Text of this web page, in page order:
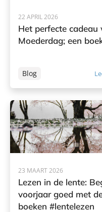
22 APRIL 2026
Het perfecte cadeau
Moederdag; een
Blog
23 MAART 2026
Lezen in de lente:
voorjaar goed met
boeken #lentelezen